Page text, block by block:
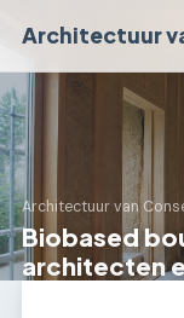
Architectuur
Architectuur van
Biobased
architecten